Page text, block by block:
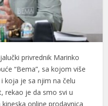
privrednik Marinko
“Bema”, sa kojom više
koja je sa njim na čelu
rekao je da smo svi u
online prodavnica